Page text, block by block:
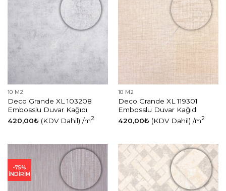
10 M2
Deco Grande XL 103208
Embosslu Duvar Kağıdı
420,00₺ (KDV Dahil) /m2
10 M2
Deco Grande XL 119301
Embosslu Duvar Kağıdı
420,00₺ (KDV Dahil) /m2
-75%
İNDİRİM